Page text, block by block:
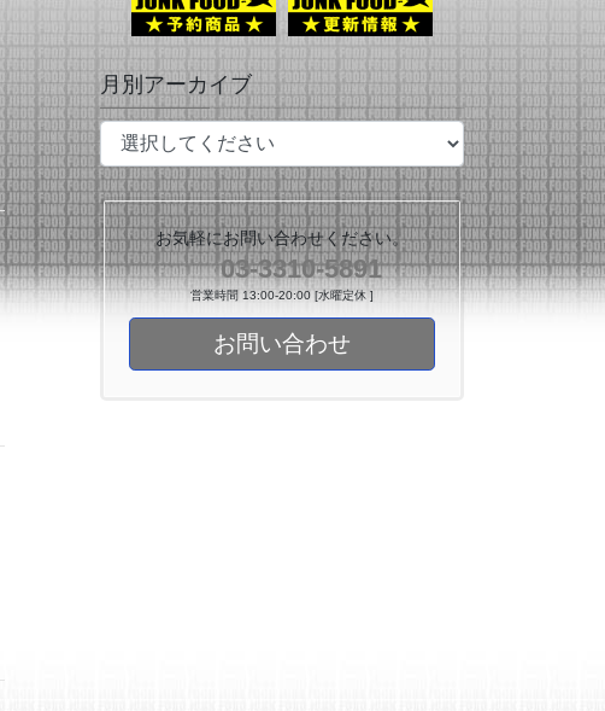
月別アーカイブ
お気軽にお問い合わせください。
03-3310-5891
営業時間 13:00-20:00 [水曜定休 ]
お問い合わせ